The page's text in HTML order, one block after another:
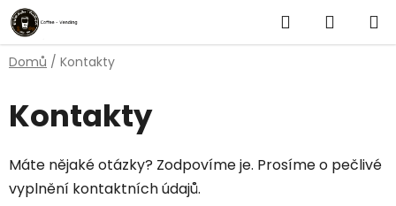
Přejít
na
obsah
Hledat
KOŠÍK
Domů / Kontakty
Kontakty
Máte nějaké otázky? Zodpovíme je. Prosíme o pečlivé
vyplnění kontaktních údajů.